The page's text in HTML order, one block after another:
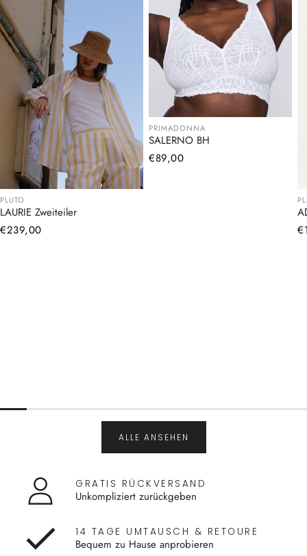
PLUTO
LAURIE Zweiteiler
Normaler
€239,00
PRIMADONNA
SALERNO BH
Normaler
€89,00
ALLE ANSEHEN
GRATIS RÜCKVERSAND
Unkompliziert zurückgeben
14 TAGE UMTAUSCH & RETOURE
Bequem zu Hause anprobieren